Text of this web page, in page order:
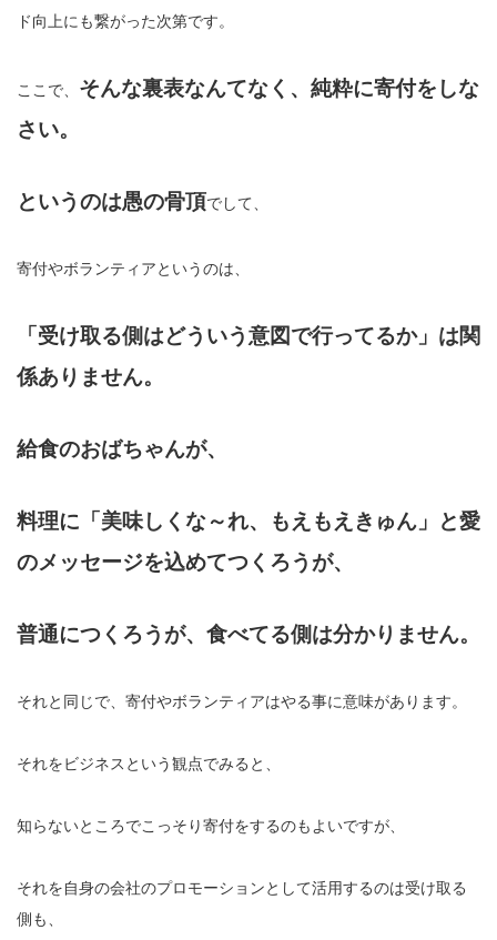
ド向上にも繋がった次第です。
ここで、 そんな裏表なんてなく、純粋に寄付をしな
さい。
というのは愚の骨頂でして、
寄付やボランティアというのは、
「受け取る側はどういう意図で行ってるか」は関
係ありません。
給食のおばちゃんが、
料理に「美味しくな～れ、もえもえきゅん」と愛
のメッセージを込めてつくろうが、
普通につくろうが、食べてる側は分かりません。
それと同じで、寄付やボランティアはやる事に意味があります。
それをビジネスという観点でみると、
知らないところでこっそり寄付をするのもよいですが、
それを自身の会社のプロモーションとして活用するのは受け取る
側も、